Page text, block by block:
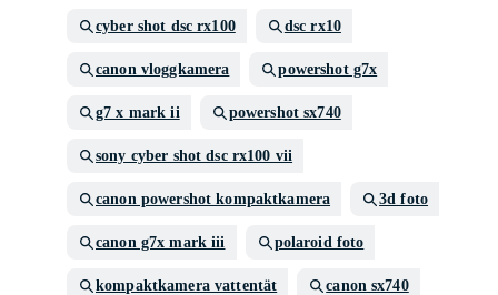
cyber shot dsc rx100 dsc rx10
canon vloggkamera powershot g7x
g7 x mark ii powershot sx740
sony cyber shot dsc rx100 vii
canon powershot kompaktkamera 3d foto
canon g7x mark iii polaroid foto
kompaktkamera vattentät canon sx740